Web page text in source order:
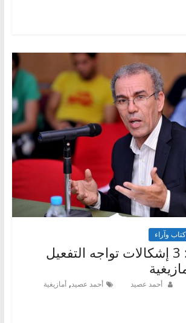
كتاب وآراء
أحمد عصيد: 3 إشكالات تواجه التفعيل
أحمد عصيد أحمد عصيد, أمازيغية